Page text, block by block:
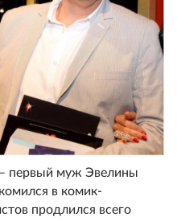
первый муж Эвелины
в комик-
продлился всего